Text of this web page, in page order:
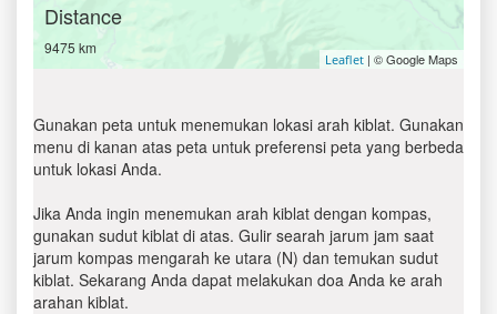
Distance
9475 km
Leaflet | © Google Maps
Gunakan peta untuk menemukan lokasi arah kiblat. Gunakan
menu di kanan atas peta untuk preferensi peta yang berbeda
untuk lokasi Anda.
Jika Anda ingin menemukan arah kiblat dengan kompas,
gunakan sudut kiblat di atas. Gulir searah jarum jam saat
jarum kompas mengarah ke utara (N) dan temukan sudut
kiblat. Sekarang Anda dapat melakukan doa Anda ke arah
arahan kiblat.